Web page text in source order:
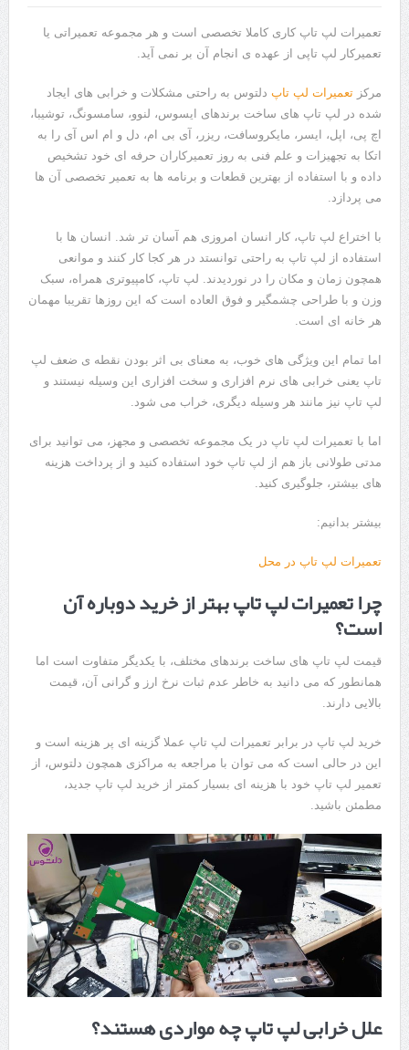
استریا
هوشمندی در معماری فروشگاه
تعمیرات لپ تاپ کاری کاملا تخصصی است و هر مجموعه تعمیراتی یا
تعمیرکار لپ تاپی از عهده ی انجام آن بر نمی آید.
مرکز تعمیرات لپ تاپدلتوس به راحتی مشکلات و خرابی های ایجاد
شده در لپ تاپ های ساخت برندهای ایسوس، لنوو، سامسونگ، توشیبا،
اچ پی، اپل، ایسر، مایکروسافت، ریزر، آی بی ام، دل و ام اس آی را به
اتکا به تجهیزات و علم فنی به روز تعمیرکاران حرفه ای خود تشخیص
داده و با استفاده از بهترین قطعات و برنامه ها به تعمیر تخصصی آن ها
می پردازد.
با اختراع لپ تاپ، کار انسان امروزی هم آسان تر شد. انسان ها با
استفاده از لپ تاپ به راحتی توانستد در هر کجا کار کنند و موانعی
همچون زمان و مکان را در نوردیدند. لپ تاپ، کامپیوتری همراه، سبک
وزن و با طراحی چشمگیر و فوق العاده است که این روزها تقریبا مهمان
هر خانه ای است.
اما تمام این ویژگی های خوب، به معنای بی اثر بودن نقطه ی ضعف لپ
تاپ یعنی خرابی های نرم افزاری و سخت افزاری این وسیله نیستند و
لپ تاپ نیز مانند هر وسیله دیگری، خراب می شود.
اما با تعمیرات لپ تاپ در یک مجموعه تخصصی و مجهز، می توانید برای
مدتی طولانی باز هم از لپ تاپ خود استفاده کنید و از پرداخت هزینه
های بیشتر، جلوگیری کنید.
بیشتر بدانیم:
تعمیرات لپ تاپ در محل
چرا تعمیرات لپ تاپ بهتر از خرید دوباره آن
است؟
قیمت لپ تاپ های ساخت برندهای مختلف، با یکدیگر متفاوت است اما
همانطور که می دانید به خاطر عدم ثبات نرخ ارز و گرانی آن، قیمت
بالایی دارند.
خرید لپ تاپ در برابر تعمیرات لپ تاپ عملا گزینه ای پر هزینه است و
این در حالی است که می توان با مراجعه به مراکزی همچون دلتوس، از
تعمیر لپ تاپ خود با هزینه ای بسیار کمتر از خرید لپ تاپ جدید،
مطمئن باشید.
علل خرابی لپ تاپ چه مواردی هستند؟